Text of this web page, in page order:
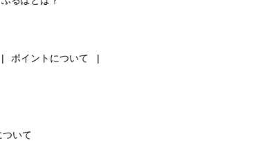
ポイントについて
ついて